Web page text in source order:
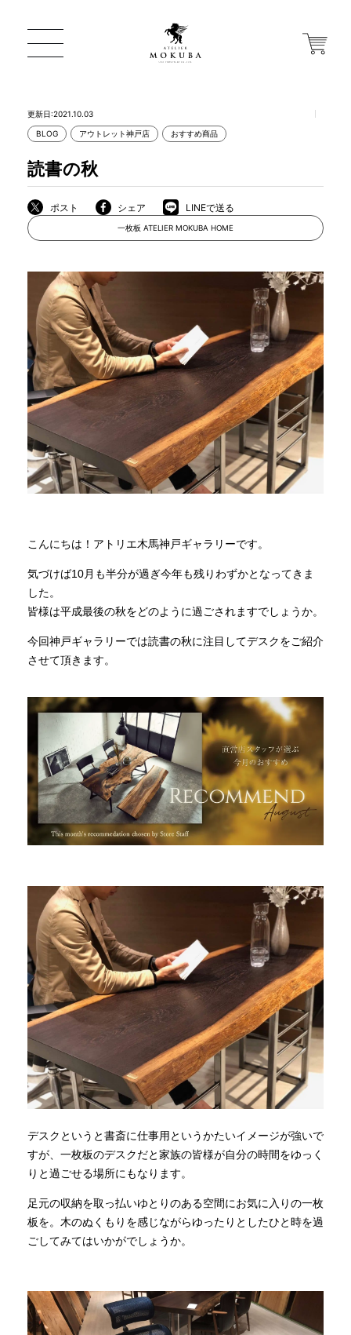
店舗から探す
MOKUBA について
商品情報
直営店
イベント
全商品一覧
新入荷情報
納品事例
INFORMATION
MOKUBA CHANNEL
お問い合わせ
更新日:2021.10.03
BLOG アウトレット神戸店 おすすめ商品
読書の秋
ポスト シェア LINEで送る
一枚板 ATELIER MOKUBA HOME
こんにちは！アトリエ木馬神戸ギャラリーです。
気づけば10月も半分が過ぎ今年も残りわずかとなってきま
した。
皆様は平成最後の秋をどのように過ごされますでしょうか。
今回神戸ギャラリーでは読書の秋に注目してデスクをご紹介
させて頂きます。
デスクというと書斎に仕事用というかたいイメージが強いで
すが、一枚板のデスクだと家族の皆様が自分の時間をゆっく
りと過ごせる場所にもなります。
足元の収納を取っ払いゆとりのある空間にお気に入りの一枚
板を。木のぬくもりを感じながらゆったりとしたひと時を過
ごしてみてはいかがでしょうか。